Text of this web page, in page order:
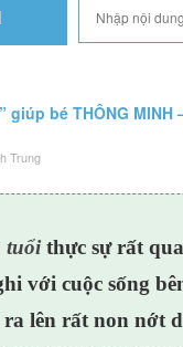
bé THÔNG MINH
Trung
tuổithực sự rất
với cuộc sống
lên rất non nớt